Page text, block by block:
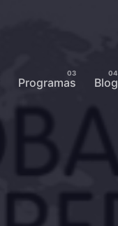
Programas Blog